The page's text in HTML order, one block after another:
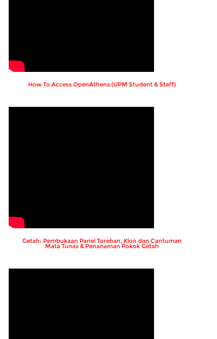
How To Access OpenAthens (UPM Student & Staff)
Getah: Pembukaan Panel Torehan, Klon dan Cantuman
Mata Tunas & Penanaman Pokok Getah